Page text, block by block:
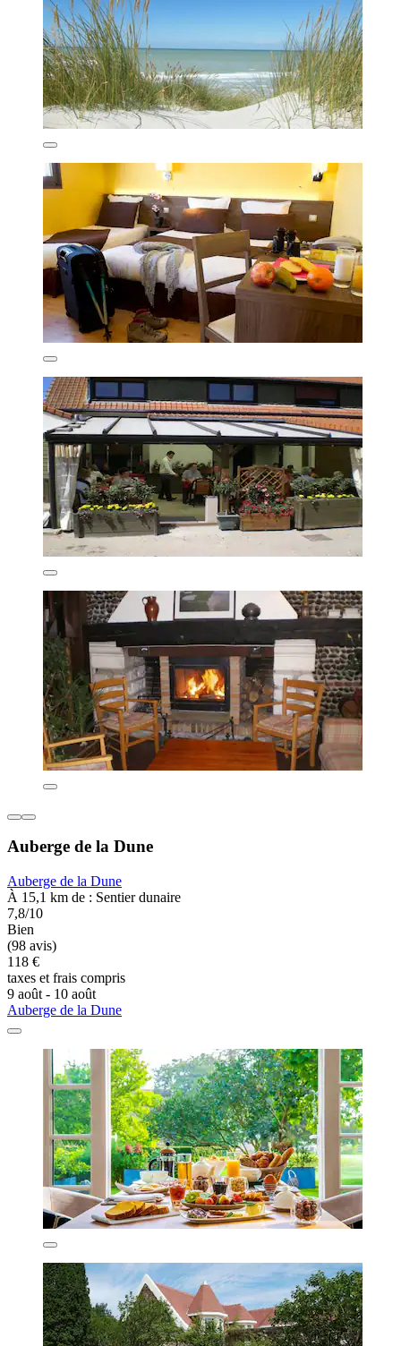
Auberge de la Dune
Auberge de la Dune
À 15,1 km de : Sentier dunaire
7,8/10
Bien
(98 avis)
118 €
taxes et frais compris
9 août - 10 août
Auberge de la Dune